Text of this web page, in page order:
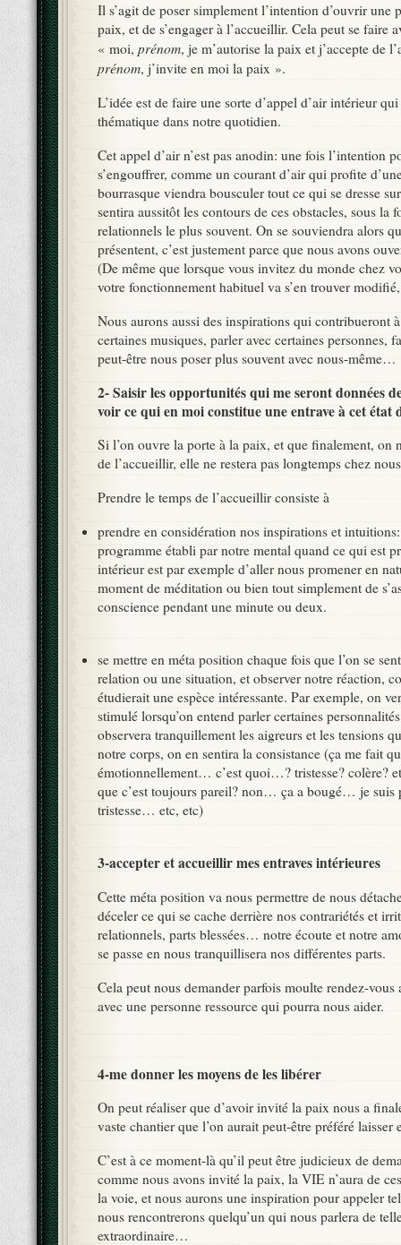
Il s’agit de poser simplement l’intention d’ouvrir une
paix, et de s’engager à l’accueillir. Cela peut se faire
« moi, prénom, je m’autorise la paix et j’accepte de
prénom, j’invite en moi la paix ».
L’idée est de faire une sorte d’appel d’air intérieur
thématique dans notre quotidien.
Cet appel d’air n’est pas anodin: une fois l’intention
s’engouffrer, comme un courant d’air qui profite
bourrasque viendra bousculer tout ce qui se dresse
sentira aussitôt les contours de ces obstacles, sous la
relationnels le plus souvent. On se souviendra alors
présentent, c’est justement parce que nous avons
(De même que lorsque vous invitez du monde chez
votre fonctionnement habituel va s’en trouver
Nous aurons aussi des inspirations qui contribueront
certaines musiques, parler avec certaines personnes,
peut-être nous poser plus souvent avec nous-même…
2- Saisir les opportunités qui me seront données
voir ce qui en moi constitue une entrave à cet état
Si l’on ouvre la porte à la paix, et que finalement, on
de l’accueillir, elle ne restera pas longtemps chez
Prendre le temps de l’accueillir consiste à
prendre en considération nos inspirations et
programme établi par notre mental quand ce qui est
intérieur est par exemple d’aller nous promener en
moment de méditation ou bien tout simplement de
conscience pendant une minute ou deux.
se mettre en méta position chaque fois que l’on se
relation ou une situation, et observer notre réaction,
étudierait une espèce intéressante. Par exemple, on
stimulé lorsqu’on entend parler certaines
observera tranquillement les aigreurs et les tensions
notre corps, on en sentira la consistance (ça me fait
émotionnellement… c’est quoi…? tristesse? colère?
que c’est toujours pareil? non… ça a bougé… je suis
tristesse… etc, etc)
3-accepter et accueillir mes entraves intérieures
Cette méta position va nous permettre de nous
déceler ce qui se cache derrière nos contrariétés et
relationnels, parts blessées… notre écoute et notre
se passe en nous tranquillisera nos différentes parts.
Cela peut nous demander parfois moulte rendez-vous
avec une personne ressource qui pourra nous aider.
4-me donner les moyens de les libérer
On peut réaliser que d’avoir invité la paix nous a
vaste chantier que l’on aurait peut-être préféré
C’est à ce moment-là qu’il peut être judicieux de
comme nous avons invité la paix, la VIE n’aura de
la voie, et nous aurons une inspiration pour appeler
nous rencontrerons quelqu’un qui nous parlera de
extraordinaire…